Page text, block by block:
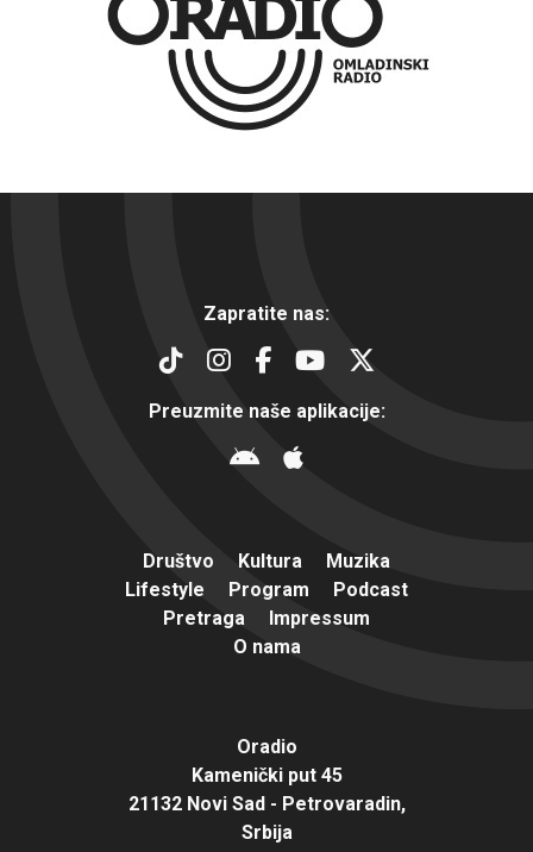
Zapratite nas:
Preuzmite naše aplikacije:
Društvo Kultura
Muzika
Lifestyle
Program
Podcast
Pretraga
Impressum
O nama
Oradio
Kamenički put 45
21132 Novi Sad - Petrovaradin,
Srbija